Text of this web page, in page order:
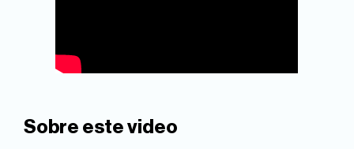
Sobre este video